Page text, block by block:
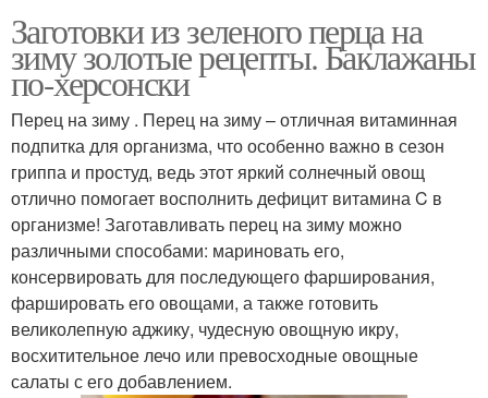
Заготовки из зеленого перца на
зиму золотые рецепты. Баклажаны
по-херсонски
Перец на зиму . Перец на зиму – отличная витаминная
подпитка для организма, что особенно важно в сезон
гриппа и простуд, ведь этот яркий солнечный овощ
отлично помогает восполнить дефицит витамина C в
организме! Заготавливать перец на зиму можно
различными способами: мариновать его,
консервировать для последующего фарширования,
фаршировать его овощами, а также готовить
великолепную аджику, чудесную овощную икру,
восхитительное лечо или превосходные овощные
салаты с его добавлением.